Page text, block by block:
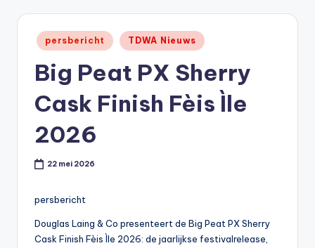
al
or
Geplaatst
in
persbericht TDWA Nieuws
Big Peat PX Sherry
Cask Finish Fèis Ìle
2026
22 mei 2026
persbericht
Douglas Laing & Co presenteert de Big Peat PX Sherry
Cask Finish Fèis Ìle 2026: de jaarlijkse festivalrelease,